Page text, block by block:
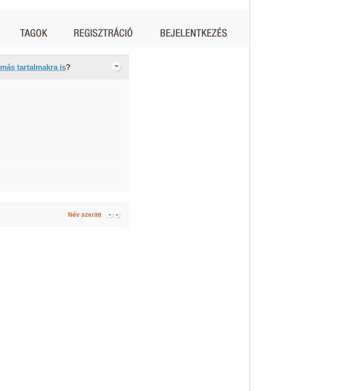
más tartalmakra is?
Név szerint